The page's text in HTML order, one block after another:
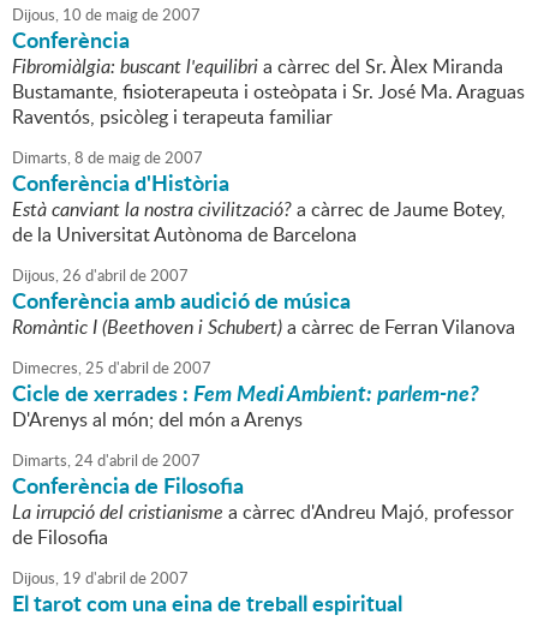
Dijous, 10 de maigde2007
Conferència
Fibromiàlgia: buscant l'equilibria càrrec del Sr. Àlex Miranda
Bustamante, fisioterapeuta i osteòpata i Sr. José Ma. Araguas
Raventós, psicòleg i terapeuta familiar
Dimarts,8 de maigde2007
Conferència d'Història
Està canviant la nostra civilització?a càrrec de Jaume Botey,
de la Universitat Autònoma de Barcelona
Dijous,26 d'abril de2007
Conferència amb audició de música
Romàntic I (Beethoven i Schubert)a càrrec de Ferran Vilanova
Dimecres,25 d'abril de2007
Cicle de xerrades :Fem Medi Ambient: parlem-ne?
D'Arenys al món; del món a Arenys
Dimarts,24d'abril de2007
Conferència de Filosofia
La irrupció del cristianisme a càrrec d'Andreu Majó, professor
de Filosofia
Dijous, 19 d'abril de2007
El tarot com una eina de treball espiritual